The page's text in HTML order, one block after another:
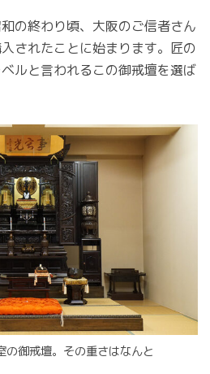
の終わり頃、大阪のご信者さん
されたことに始まります。匠の
ルと言われるこの御戒壇を選ば
の御戒壇。その重さはなんと